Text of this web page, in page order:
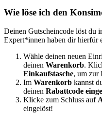
Wie löse ich den
Deinen Gutscheincode löst du
Expert*innen haben dir hierfür
Wähle deinen neuen
deinen Warenkorb.
Einkaufstasche, um zur
Im Warenkorb kannst
deinen Rabattcode
Klicke zum Schluss auf
eingelöst!